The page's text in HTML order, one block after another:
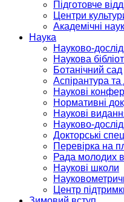
Підготовче
Центри
Академічні
Наука
Науково-
Наукова
Ботанічний сад
Аспірантура
Наукові
Нормативні
Наукові
Науково-
Докторські
Перевірка на
Рада молодих
Наукові школи
Центр